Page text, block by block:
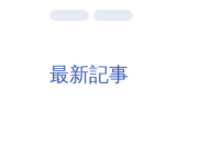
最新記事